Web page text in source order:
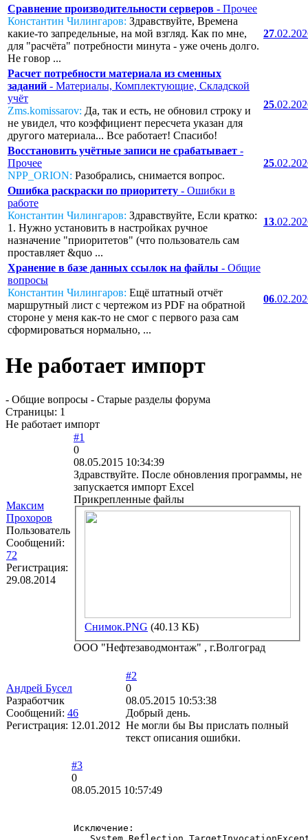
Сравнение производительности серверов - Прочее
Константин Чилингаров: Здравствуйте, Времена
какие-то запредельные, на мой взгляд. Как по мне,
для "расчёта" потребности минута - уже очень долго.
Не говор ...
27
Расчет потребности материала из сменных
заданий - Материалы, Комплектующие, Складской
учёт
Zms.komissarov: Да, так и есть, не обновил строку и
не увидел, что коэффициент пересчета указан для
другого материала... Все работает! Спасибо!
25
Восстановить учётные записи не срабатывает -
Прочее
NPP_ORION: Разобрались, снимается вопрос.
25
Ошибка раскраски по приоритету - Ошибки в
работе
Константин Чилингаров: Здравствуйте, Если кратко:
1. Нужно установить в настройках ручное
назначение "приоритетов" (что пользователь сам
проставляет &quo ...
13
Хранение в базе данных ссылок на файлы - Общие
вопросы
Константин Чилингаров: Ещё штатный отчёт
маршрутный лист с чертежом из PDF на обратной
стороне у меня как-то не смог с первого раза сам
сформироваться нормально, ...
06
Не работает импорт
- Общие вопросы - Старые разделы форума
Страницы: 1
Не работает импорт
Максим
Прохоров
Пользователь
Сообщений:
72
Регистрация:
29.08.2014
#1
0
08.05.2015 10:34:39
Здравствуйте. После обновления программы, не
запускается импорт Excel
Прикрепленные файлы
Снимок.PNG (40.13 КБ)
ООО "Нефтезаводмонтаж" , г.Волгоград
Андрей Бусел
Разработчик
Сообщений: 46
Регистрация: 12.01.2012
#2
0
08.05.2015 10:53:38
Добрый день.
Не могли бы Вы прислать полный
текст описания ошибки.
#3
0
08.05.2015 10:57:49
Исключение: